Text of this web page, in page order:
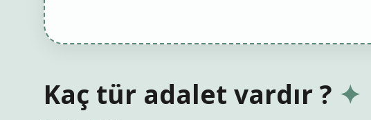
Kaç tür adalet vardır ?